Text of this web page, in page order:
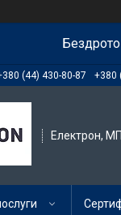
(44) 430-80-87 +380
Електрон, МП